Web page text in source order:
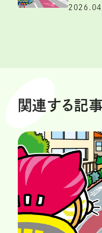
関連する記